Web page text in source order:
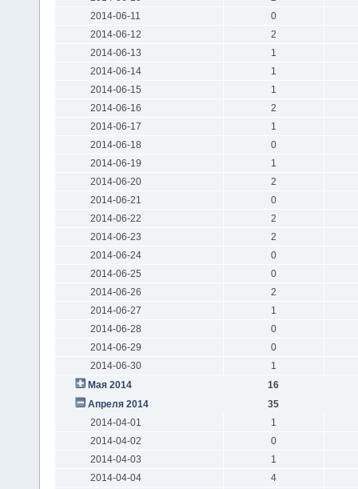
2014-06-11
0
2014-06-12
2
2014-06-13
1
2014-06-14
1
2014-06-15
1
2014-06-16
2
2014-06-17
1
2014-06-18
0
2014-06-19
1
2014-06-20
2
2014-06-21
0
2014-06-22
2
2014-06-23
2
2014-06-24
0
2014-06-25
0
2014-06-26
2
2014-06-27
1
2014-06-28
0
2014-06-29
0
2014-06-30
1
Мая 2014
16
Апреля 2014
35
2014-04-01
1
2014-04-02
0
2014-04-03
1
2014-04-04
4